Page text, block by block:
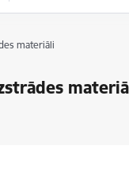
materiāli